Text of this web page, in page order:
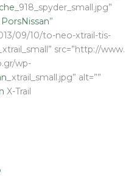
_918_spyder_small.jpg”
PorsNissan”
09/10/to-neo-xtrail-tis-
src=”http://www.
wp-
_xtrail_small.jpg” alt=””
X-Trail